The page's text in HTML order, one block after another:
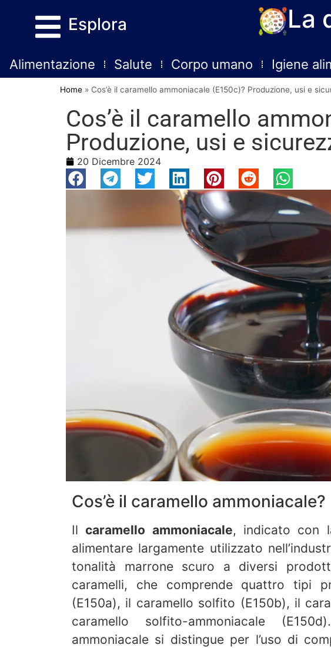
La
Esplora
Alimentazione Salute Corpo umano Igiene
Home » Cos’è il caramello ammoniacale (E150c)? Produzione, usi e
Cos’è il caramello
Produzione, usi e
20 Dicembre 2024
Cos’è il caramello ammoniacale?
Ilcaramello ammoniacale, indicato con
alimentare largamente utilizzato
tonalità marrone scuro a diversi
caramelli, che comprende quattro tipi
(E150a), il caramello solfito (E150b), il
caramello solfito-ammoniacale
ammoniacale si distingue per l’uso di